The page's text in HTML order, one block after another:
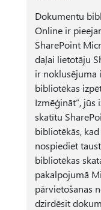
Dokumentu
Online ir
SharePoint
daļai lietotāju
ir noklusējuma
bibliotēkas
Izmēģināt”, jūs
skatītu
bibliotēkās,
nospiediet
bibliotēkas
pakalpojumā
pārvietošanas
dzirdēsit